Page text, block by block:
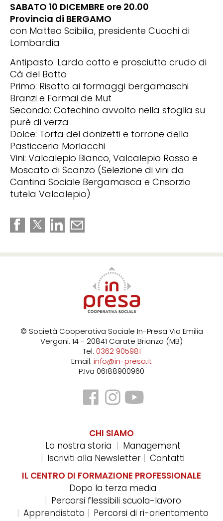
SABATO 10 DICEMBRE ore 20.00
Provincia di BERGAMO
con Matteo Scibilia, presidente Cuochi di
Lombardia
Antipasto: Lardo cotto e prosciutto crudo di
Cà del Botto
Primo: Risotto ai formaggi bergamaschi
Branzi e Formai de Mut
Secondo: Cotechino avvolto nella sfoglia su
purè di verza
Dolce: Torta del donizetti e torrone della
Pasticceria Morlacchi
Vini: Valcalepio Bianco, Valcalepio Rosso e
Moscato di Scanzo (Selezione di vini da
Cantina Sociale Bergamasca e Cnsorzio
tutela Valcalepio)
© Società Cooperativa Sociale In-Presa Via Emilia
Vergani. 14 - 20841 Carate Brianza (MB)
Tel. 0362 905981
Email: info@in-presa.it
P.Iva 06188900960
CHI SIAMO
La nostra storia
Management
Iscriviti alla Newsletter
Contatti
IL CENTRO DI FORMAZIONE PROFESSIONALE
Dopo la terza media
Percorsi flessibili scuola-lavoro
Apprendistato
Percorsi di ri-orientamento